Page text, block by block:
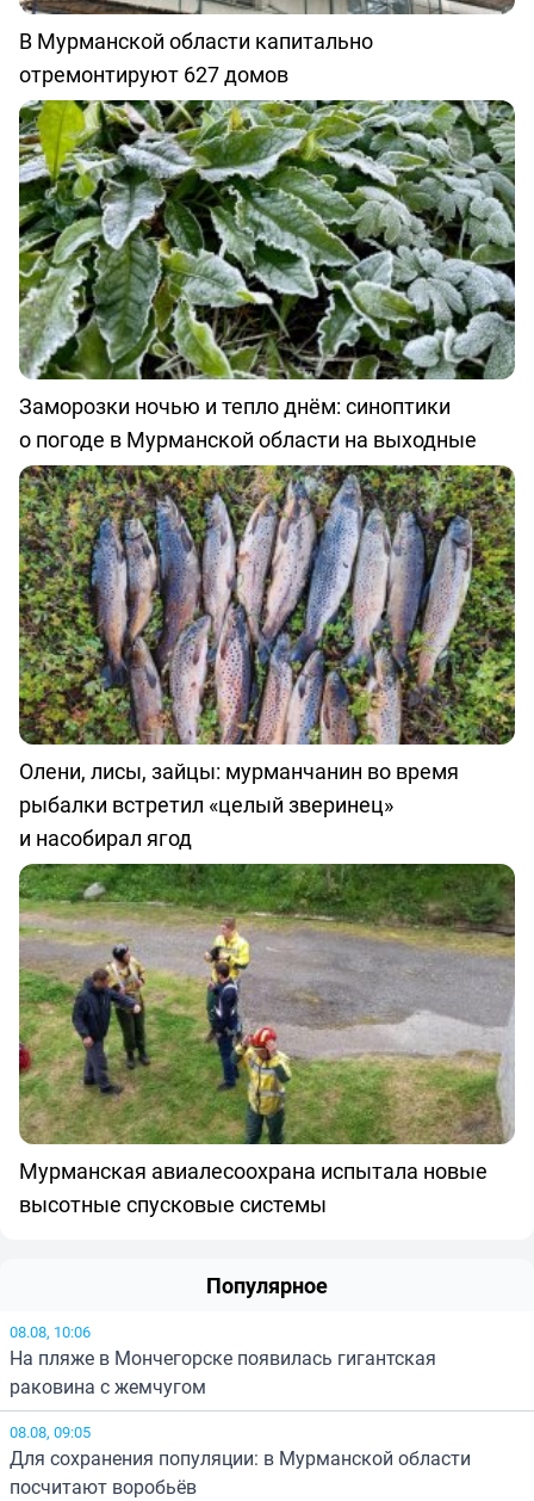
В Мурманской области капитально
отремонтируют 627 домов
Заморозки ночью и тепло днём: синоптики
о погоде в Мурманской области на выходные
Олени, лисы, зайцы: мурманчанин во время
рыбалки встретил «целый зверинец»
и насобирал ягод
Мурманская авиалесоохрана испытала новые
высотные спусковые системы
Популярное
08.08, 10:06
На пляже в Мончегорске появилась гигантская
раковина с жемчугом
08.08, 09:05
Для сохранения популяции: в Мурманской области
посчитают воробьёв